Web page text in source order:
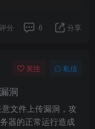
评分 6 分享
关注 私信
洞
文件上传漏洞，攻
器的正常运行造成